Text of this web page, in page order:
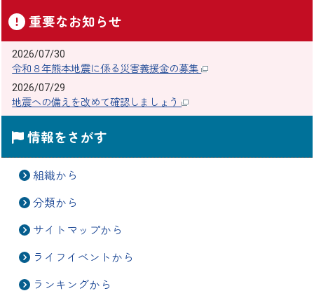
重要なお知らせ
2026/07/30
令和８年熊本地震に係る災害義援金の募集
2026/07/29
地震への備えを改めて確認しましょう
情報をさがす
組織から
分類から
サイトマップから
ライフイベントから
ランキングから